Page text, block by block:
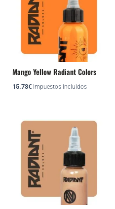
Mango Yellow Radiant Colors
15.73€ Impuestos incluidos